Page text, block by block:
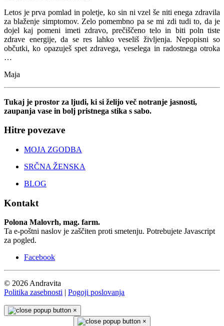
Letos je prva pomlad in poletje, ko sin ni vzel še niti enega zdravila
za blaženje simptomov. Zelo pomembno pa se mi zdi tudi to, da je
dojel kaj pomeni imeti zdravo, prečiščeno telo in biti poln tiste
zdrave energije, da se res lahko veseliš življenja. Nepopisni so
občutki, ko opazuješ spet zdravega, veselega in radostnega otroka
…
Maja
Tukaj je prostor za ljudi, ki si želijo več notranje jasnosti,
zaupanja vase in bolj pristnega stika s sabo.
Hitre povezave
MOJA ZGODBA
SRČNA ŽENSKA
BLOG
Kontakt
Polona Malovrh, mag. farm.
Ta e-poštni naslov je zaščiten proti smetenju. Potrebujete Javascript
za pogled.
Facebook
© 2026 Andravita
Politika zasebnosti | Pogoji poslovanja
×
×